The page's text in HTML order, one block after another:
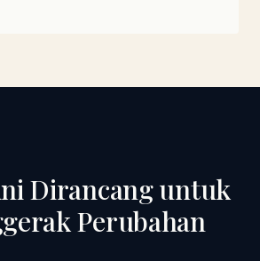
Dirancang untuk
Perubahan